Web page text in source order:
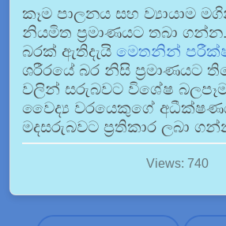
කෑම පාලනය සහ ව්‍යායාම
නියමිත ප්‍රමාණයට තබා
බරක් ඇතිදැයි මෙතනින්
ශරීරයේ බර නිසි ප්‍රමාණයට
වලින් සරුබවට විශේෂ
වෛද්‍ය වරයෙකුගේ
මදසරුබවට ප්‍රතිකාර ලබා
Views: 740